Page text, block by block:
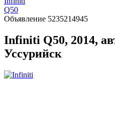
Q50
Объявление 5235214945
Infiniti Q50, 2014,
Уссурийск